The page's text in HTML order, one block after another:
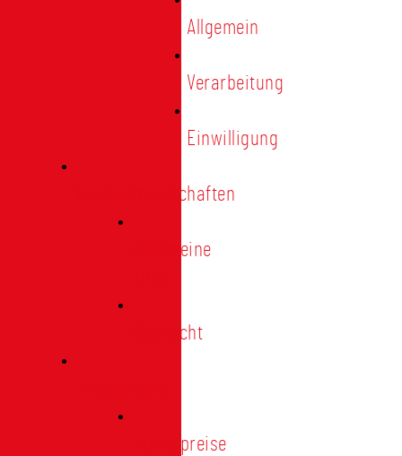
Allgemein
Verarbeitung
Einwilligung
Tischgemeinschaften
Allgemeine
Übersicht
Förderpreise